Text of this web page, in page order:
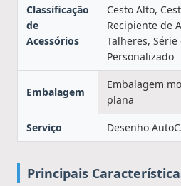
Classificação
de
Acessórios
Cesto Alto,
Recipiente de
Talheres,
Personalizado
Embalagem
Embalagem
plana
Serviço Desenho
Principais